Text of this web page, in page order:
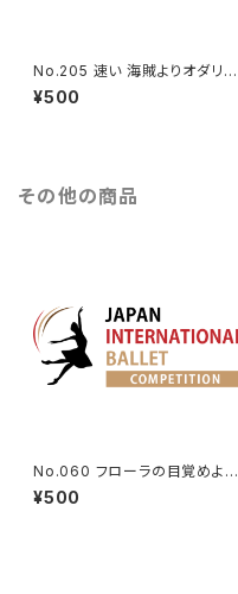
No.205 速い 海賊よりオダリス
クの第3Va.
¥500
その他の商品
No.060 フローラの目覚めより
オーロラのVa.
¥500